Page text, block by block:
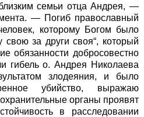
семьи отца Андрея, —
— Погиб православный
которому Богом было
свою за други своя“, который
обязанности добросовестно
гибель о. Андрея Николаева
злодеяния, и было
убийство, выражаю
органы проявят
в расследовании